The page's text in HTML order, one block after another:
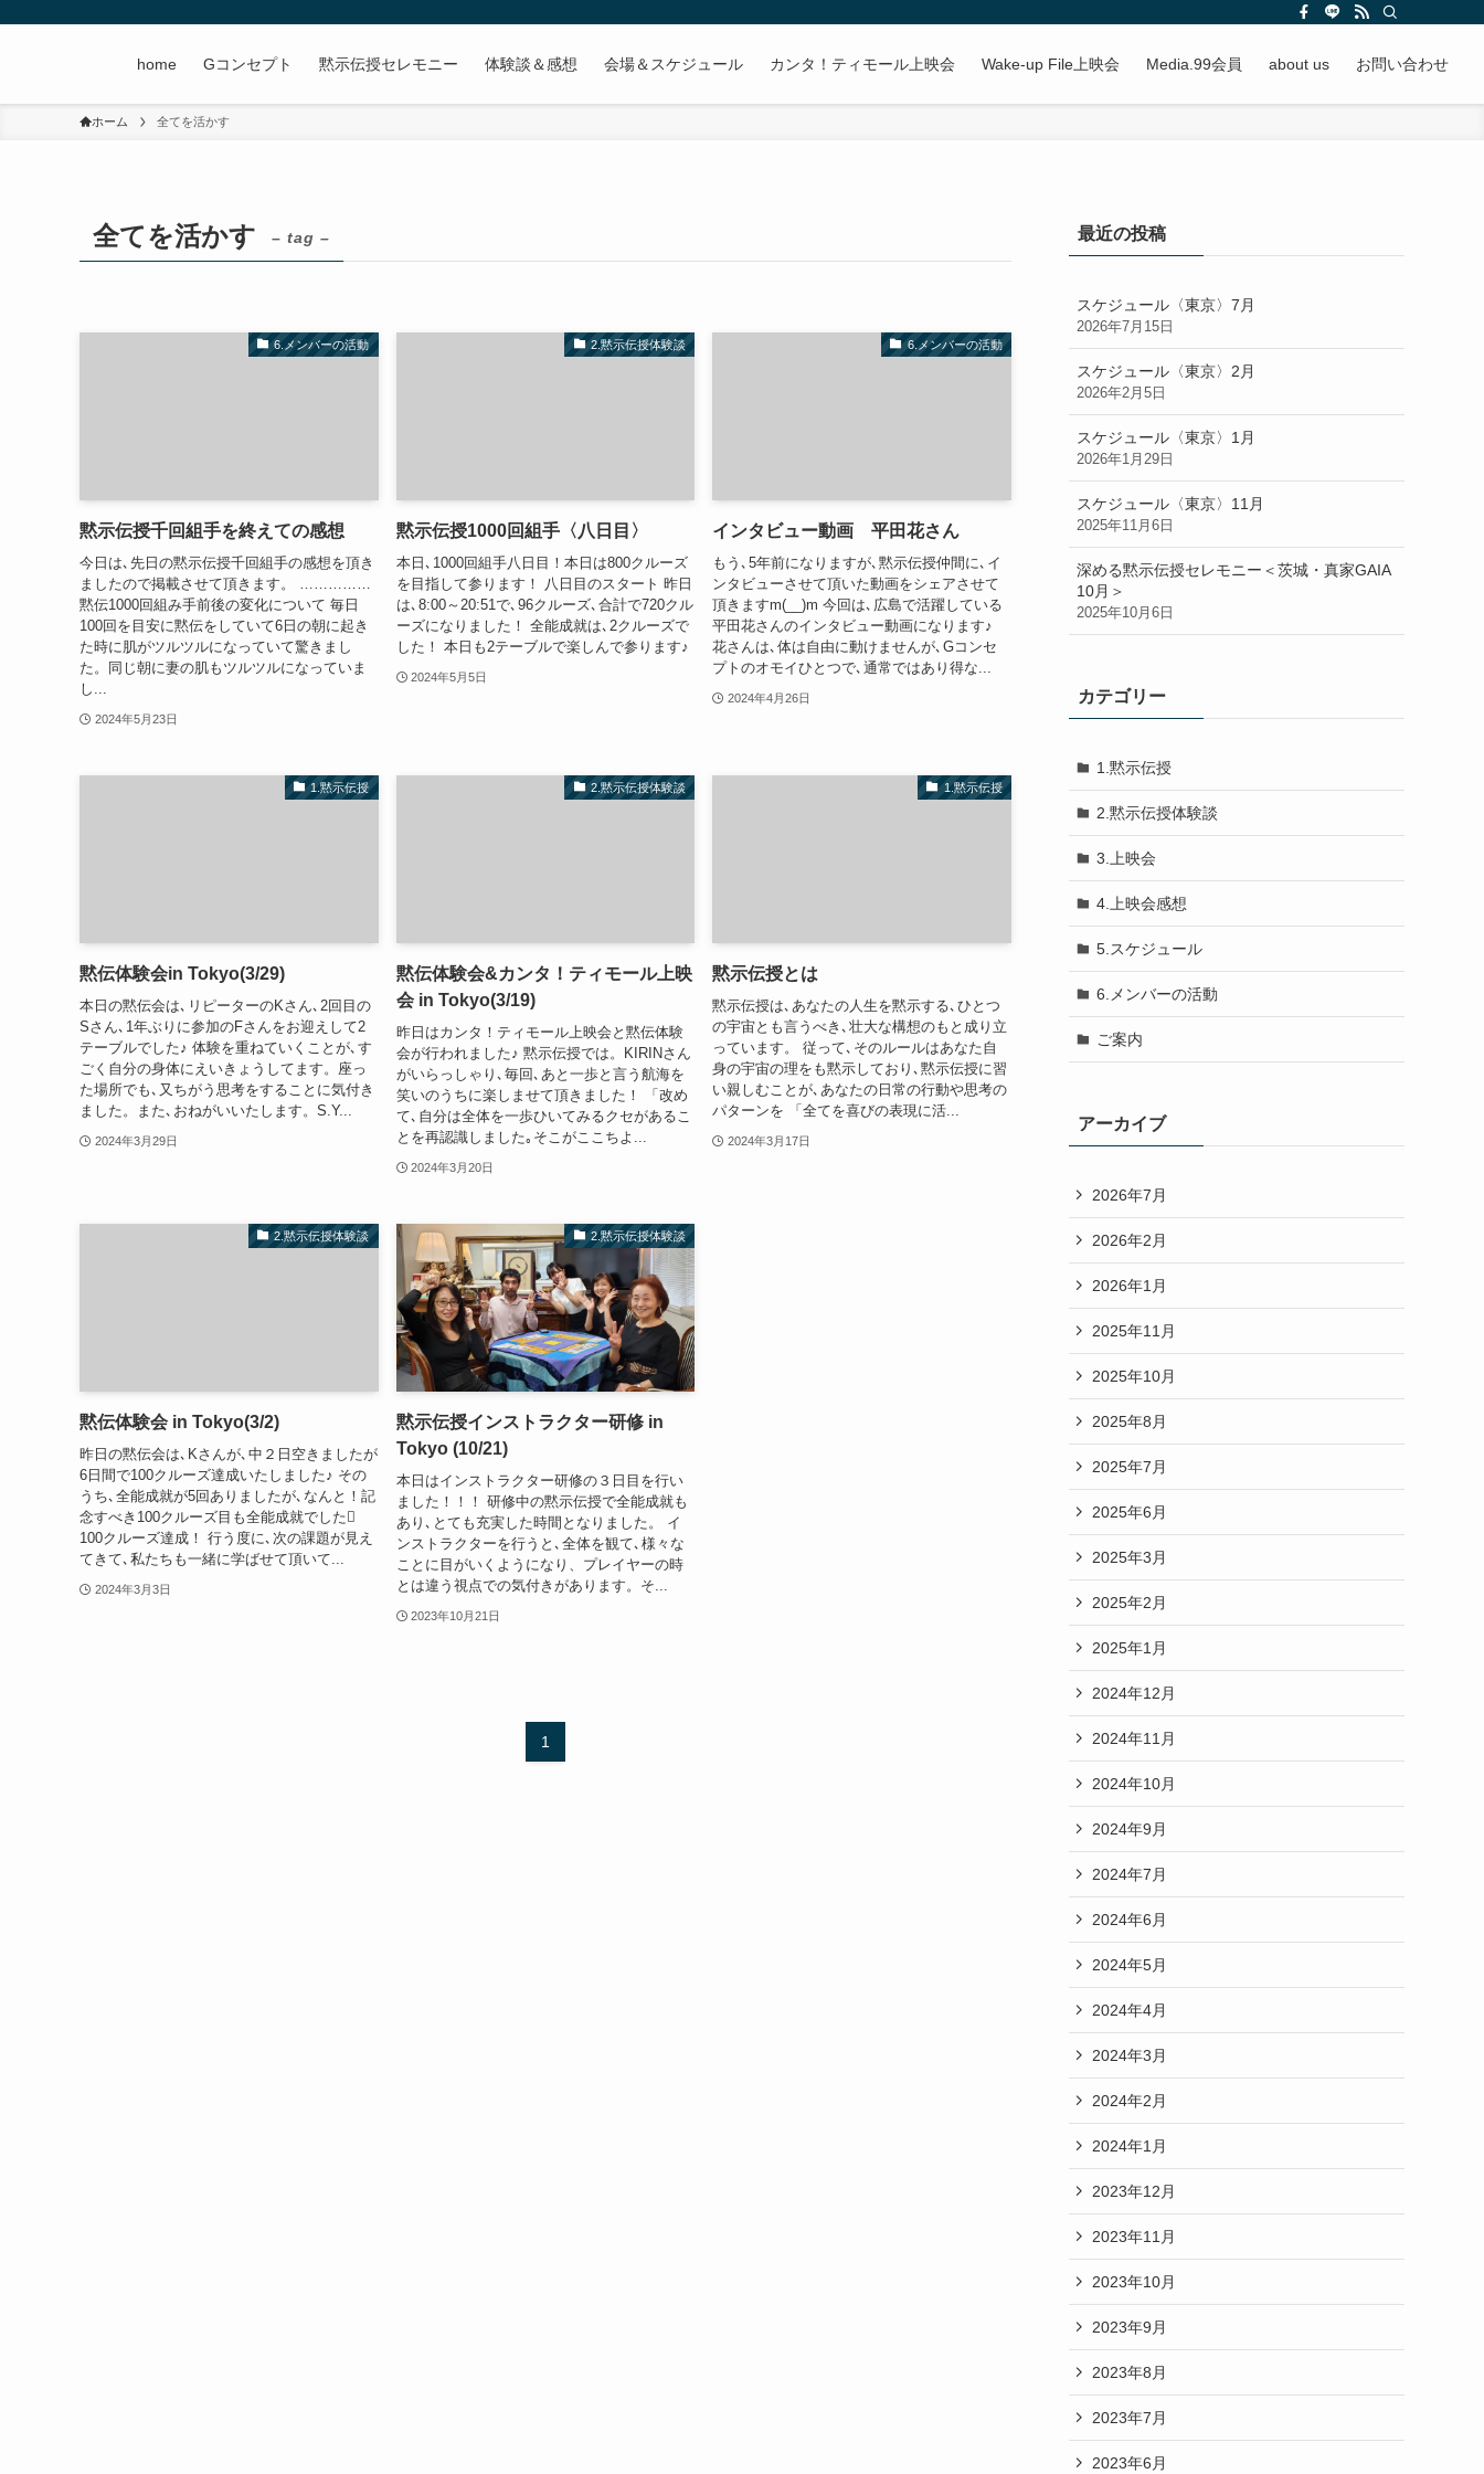
home Gコンセプト 黙示伝授セレモニー 体験談＆感想 会場＆スケジュール カンタ！ティモール上映会 Wake-up File上映会 Media.99会員 about us お問い合わせ
ホーム 全てを活かす
全てを活かす – tag –
6.メンバーの活動
黙示伝授千回組手を終えての感想
今日は､先日の黙示伝授千回組手の感想を頂き
ましたので掲載させて頂きます。 ……………
黙伝1000回組み手前後の変化について 毎日
100回を目安に黙伝をしていて6日の朝に起き
た時に肌がツルツルになっていて驚きまし
た。同じ朝に妻の肌もツルツルになっていま
し...
2024年5月23日
2.黙示伝授体験談
黙示伝授1000回組手〈八日目〉
本日､1000回組手八日目！本日は800クルーズ
を目指して参ります！ 八日目のスタート 昨日
は､8:00～20:51で､96クルーズ､合計で720クル
ーズになりました！ 全能成就は､2クルーズで
した！ 本日も2テーブルで楽しんで参ります♪
2024年5月5日
6.メンバーの活動
インタビュー動画 平田花さん
もう､5年前になりますが､黙示伝授仲間に､イ
ンタビューさせて頂いた動画をシェアさせて
頂きますm(__)m 今回は､広島で活躍している
平田花さんのインタビュー動画になります♪
花さんは､体は自由に動けませんが､Gコンセ
プトのオモイひとつで､通常ではあり得な...
2024年4月26日
1.黙示伝授
黙伝体験会in Tokyo(3/29)
本日の黙伝会は､リピーターのKさん､2回目の
Sさん､1年ぶりに参加のFさんをお迎えして2
テーブルでした♪ 体験を重ねていくことが､す
ごく自分の身体にえいきょうしてます。座っ
た場所でも､又ちがう思考をすることに気付き
ました。また､おねがいいたします。S.Y...
2024年3月29日
2.黙示伝授体験談
黙伝体験会&カンタ！ティモール上映
会 in Tokyo(3/19)
昨日はカンタ！ティモール上映会と黙伝体験
会が行われました♪ 黙示伝授では。KIRINさん
がいらっしゃり､毎回､あと一歩と言う航海を
笑いのうちに楽しませて頂きました！ 「改め
て､自分は全体を一歩ひいてみるクセがあるこ
とを再認識しました｡そこがここちよ...
2024年3月20日
1.黙示伝授
黙示伝授とは
黙示伝授は､あなたの人生を黙示する､ひとつ
の宇宙とも言うべき､壮大な構想のもと成り立
っています。 従って､そのルールはあなた自
身の宇宙の理をも黙示しており､黙示伝授に習
い親しむことが､あなたの日常の行動や思考の
パターンを 「全てを喜びの表現に活...
2024年3月17日
2.黙示伝授体験談
黙伝体験会 in Tokyo(3/2)
昨日の黙伝会は､Kさんが､中２日空きましたが
6日間で100クルーズ達成いたしました♪ その
うち､全能成就が5回ありましたが､なんと！記
念すべき100クルーズ目も全能成就でした
100クルーズ達成！ 行う度に､次の課題が見え
てきて､私たちも一緒に学ばせて頂いて...
2024年3月3日
2.黙示伝授体験談
黙示伝授インストラクター研修 in
Tokyo (10/21)
本日はインストラクター研修の３日目を行い
ました！！！ 研修中の黙示伝授で全能成就も
あり､とても充実した時間となりました。 イ
ンストラクターを行うと､全体を観て､様々な
ことに目がいくようになり、プレイヤーの時
とは違う視点での気付きがあります。そ...
2023年10月21日
1
最近の投稿
スケジュール〈東京〉7月
2026年7月15日
スケジュール〈東京〉2月
2026年2月5日
スケジュール〈東京〉1月
2026年1月29日
スケジュール〈東京〉11月
2025年11月6日
深める黙示伝授セレモニー＜茨城・真家GAIA
10月＞
2025年10月6日
カテゴリー
1.黙示伝授
2.黙示伝授体験談
3.上映会
4.上映会感想
5.スケジュール
6.メンバーの活動
ご案内
アーカイブ
2026年7月
2026年2月
2026年1月
2025年11月
2025年10月
2025年8月
2025年7月
2025年6月
2025年3月
2025年2月
2025年1月
2024年12月
2024年11月
2024年10月
2024年9月
2024年7月
2024年6月
2024年5月
2024年4月
2024年3月
2024年2月
2024年1月
2023年12月
2023年11月
2023年10月
2023年9月
2023年8月
2023年7月
2023年6月